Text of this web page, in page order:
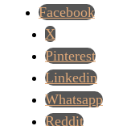
Facebook
X
Pinterest
Linkedin
Whatsapp
Reddit